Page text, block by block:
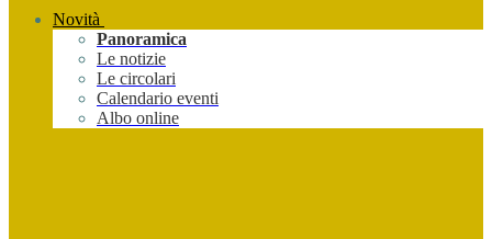
Novità
Panoramica
Le notizie
Le circolari
Calendario eventi
Albo online